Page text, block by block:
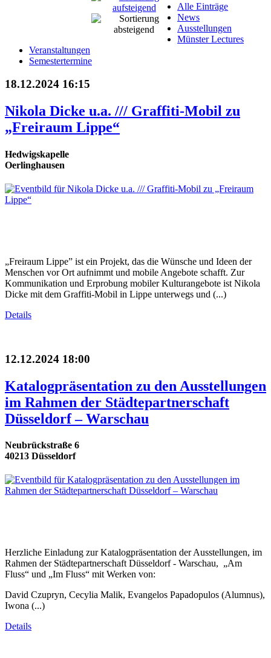
Alle Einträge
News
Ausstellungen
Münster Lectures
Veranstaltungen
Semestertermine
18.12.2024 16:15
Nikola Dicke u.a. /// Graffiti-Mobil zu
„Freiraum Lippe“
Hedwigskapelle
Oerlinghausen
„Freiraum Lippe” ist ein Projekt, das die Wünsche und Ideen der
Menschen vor Ort aufnimmt und mobile Angebote schafft. Zur
Kommunikation und Erprobung mobiler Kulturangebote ist Nikola
Dicke mit dem Graffiti-Mobil in Lippe unterwegs und (...)
Details
12.12.2024 18:00
Katalogpräsentation zu den Ausstellungen
im Rahmen der Städtepartnerschaft
Düsseldorf – Warschau
Neubrückstraße 6
40213 Düsseldorf
Herzliche Einladung zur Katalogpräsentation der Ausstellungen, im
Rahmen der Städtepartnerschaft Düsseldorf - Warschau, „Am
Fluss“ und „Im Fluss“ mit Werken von:
David Czupryn, Cecylia Malik, Evangelos Papadopulos (Alumnus),
Iwona (...)
Details